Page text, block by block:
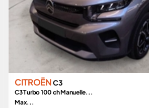
CITROËNC3
C3 Turbo 100 ch Manuelle...
Max...